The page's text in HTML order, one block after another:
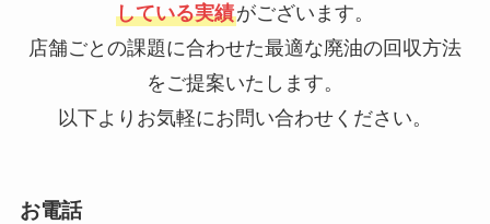
している実績がございます。
店舗ごとの課題に合わせた最適な廃油の回収方法
をご提案いたします。
以下よりお気軽にお問い合わせください。
お電話